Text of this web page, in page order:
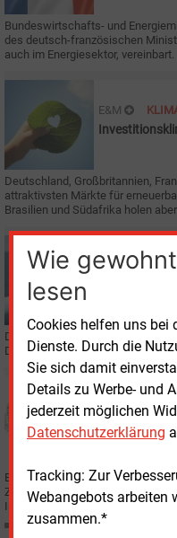
Wie
lesen
Cookies helfen uns bei
Dienste. Durch die
Sie sich damit
Details zu Werbe- und
jederzeit möglichen
Datenschutzerklärung
Tracking: Zur
Webangebots arbeiten
zusammen.*
Bundeswirtschafts- und
des deutsch-französischen
auch im Energiesektor, vereinbart.
E&M
Deutschland, Großbritannien,
attraktivsten Märkte für
Brasilien und Südafrika holen
E&M
Die französische EDF übernimmt
Dienstleister OWS.
E&M
Ein
Energie ist ein wichtiges Thema
Zusammenarbeit. Wie sie konkret
Initiative", die jetzt in Straßburg